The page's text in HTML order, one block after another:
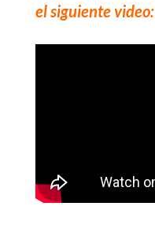
el siguiente video: